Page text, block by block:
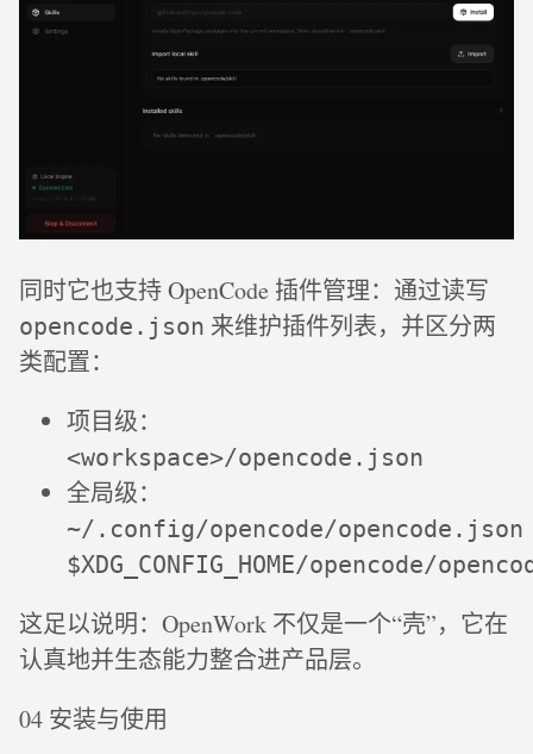
同时它也支持 OpenCode 插件管理：通过读写
opencode.json 来维护插件列表，并区分两
类配置：
项目级：
<workspace>/opencode.json
全局级：
~/.config/opencode/opencode.json
$XDG_CONFIG_HOME/opencode/
这足以说明：OpenWork 不仅是一个“壳”，它在
认真地并生态能力整合进产品层。
04 安装与使用